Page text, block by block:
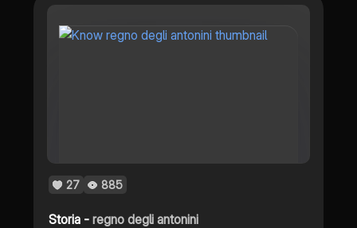
27 885
Storia -regno degli antonini